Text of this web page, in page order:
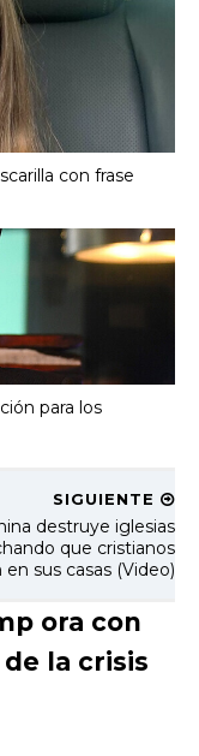
con frase
para los
SIGUIENTE
destruye iglesias
que cristianos
en sus casas (Video)
ora con
la crisis